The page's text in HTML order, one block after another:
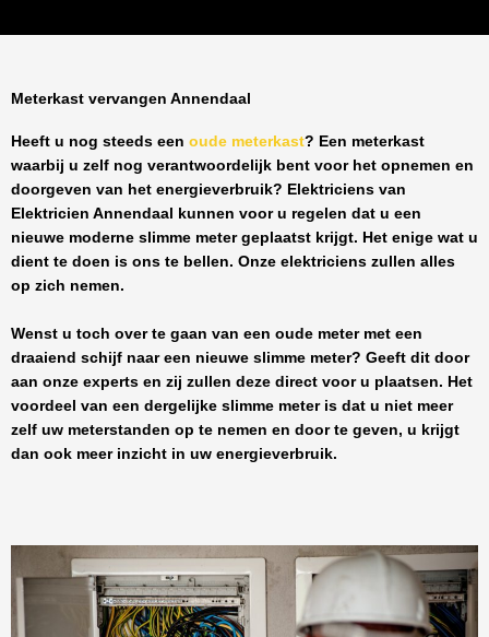
Meterkast vervangen Annendaal
Heeft u nog steeds een oude meterkast? Een meterkast
waarbij u zelf nog verantwoordelijk bent voor het opnemen en
doorgeven van het energieverbruik? Elektriciens van
Elektricien Annendaal
kunnen voor u regelen dat u een
nieuwe moderne slimme meter geplaatst krijgt. Het enige wat u
dient te doen is ons te bellen. Onze elektriciens zullen alles
op zich nemen.
Wenst u toch over te gaan van een oude meter met een
draaiend schijf naar een nieuwe slimme meter? Geeft dit door
aan onze experts en zij zullen deze direct voor u plaatsen. Het
voordeel van een dergelijke slimme meter is dat u niet meer
zelf uw meterstanden op te nemen en door te geven, u krijgt
dan ook meer inzicht in uw energieverbruik.